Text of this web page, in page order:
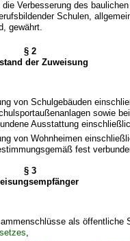
Verbesserung des
Schulen,
gewährt.
§ 2
der Zuweisung
von Schulgebäuden
sowie
Ausstattung
von Wohnheimen
fest
§ 3
als öffentliche
,